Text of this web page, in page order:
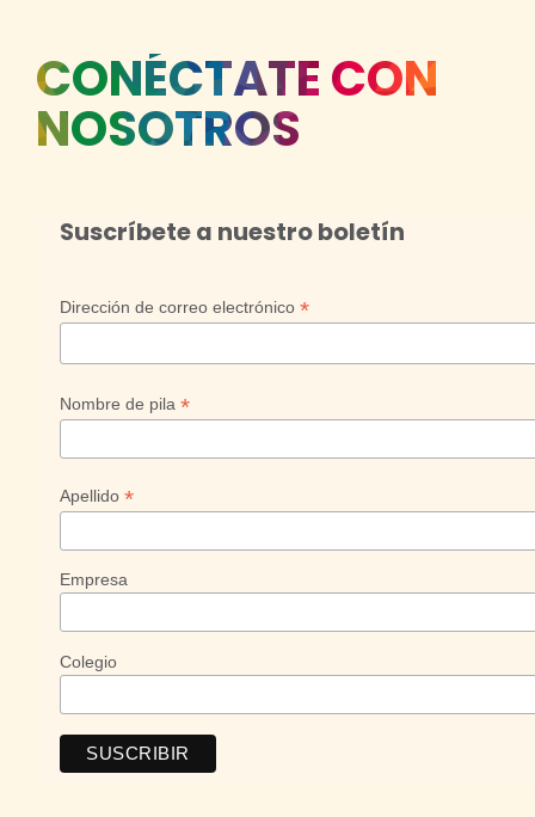
CONÉCTATE CON
NOSOTROS
Suscríbete a nuestro boletín
Dirección de correo electrónico *
Nombre de pila *
Apellido *
Empresa
Colegio